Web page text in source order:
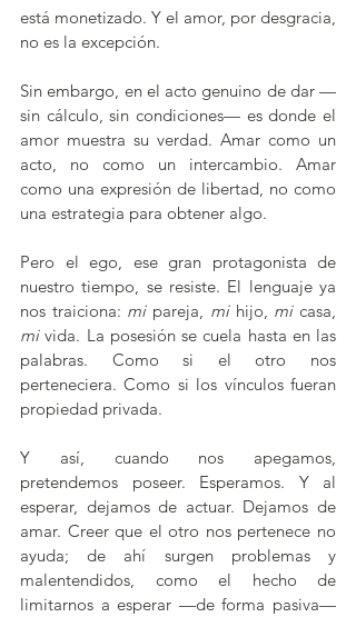
está monetizado. Y el amor, por desgracia,
no es la excepción.
Sin embargo, en el acto genuino de dar —
sin cálculo, sin condiciones— es donde el
amor muestra su verdad. Amar como un
acto, no como un intercambio. Amar
como una expresión de libertad, no como
una estrategia para obtener algo.
Pero el ego, ese gran protagonista de
nuestro tiempo, se resiste. El lenguaje ya
nos traiciona: mi pareja, mi hijo, mi
mi vida. La posesión se cuela hasta en las
palabras. Como si el otro nos
perteneciera. Como si los vínculos fueran
propiedad privada.
Y así, cuando nos apegamos,
pretendemos poseer. Esperamos. Y al
esperar, dejamos de actuar. Dejamos de
amar. Creer que el otro nos pertenece no
ayuda; de ahí surgen problemas y
malentendidos, como el hecho de
limitarnos a esperar —de forma pasiva—